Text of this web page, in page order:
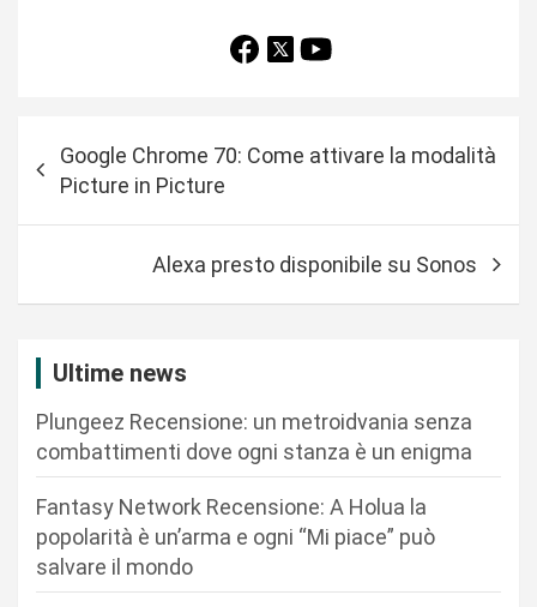
Google Chrome 70: Come attivare la modalità
Picture in Picture
Alexa presto disponibile su Sonos
Ultime news
Plungeez Recensione: un metroidvania senza
combattimenti dove ogni stanza è un enigma
Fantasy Network Recensione: A Holua la
popolarità è un’arma e ogni “Mi piace” può
salvare il mondo